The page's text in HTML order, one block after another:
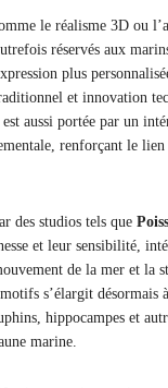
le réalisme 3D ou
réservés aux
plus
et innovation
est aussi portée par un
renforçant le
des studios tels que
et leur sensibilité,
de la mer et la
s’élargit désormais
hippocampes et
marine.